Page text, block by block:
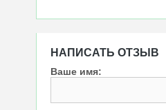
НАПИСАТЬ ОТЗЫВ
Ваше имя: